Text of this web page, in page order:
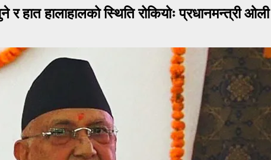
र हात हालाहालको स्थिति रोकियोः प्रधानमन्त्री ओली